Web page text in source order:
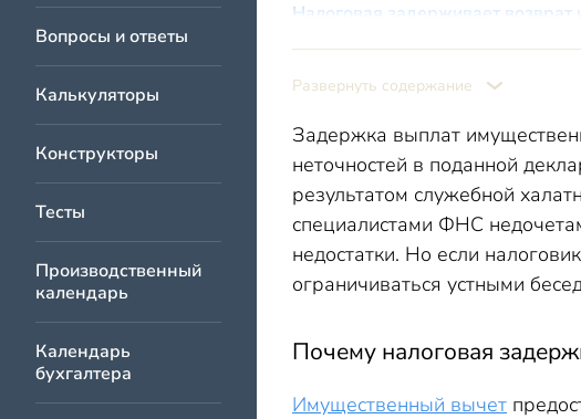
Вопросы и ответы
Калькуляторы
Конструкторы
Тесты
Производственный
календарь
Календарь
бухгалтера
Налоговая задерживает возврат
Развернуть содержание
Задержка выплат
неточностей в поданной
результатом служебной
специалистами ФНС
недостатки. Но если
ограничиваться устными
Почему налоговая
Имущественный вычет